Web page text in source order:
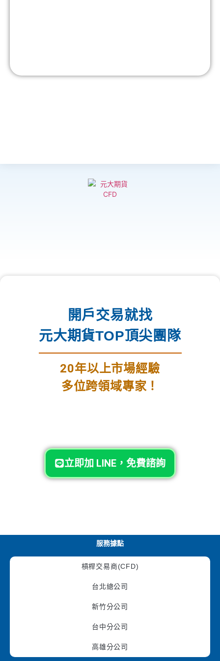
開戶交易就找
元大期貨TOP頂尖團隊
20年以上市場經驗
多位跨領域專家！
立即加 LINE，免費諮詢
服務據點
槓桿交易商(CFD)
台北總公司
新竹分公司
台中分公司
高雄分公司